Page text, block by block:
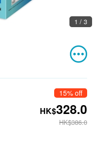
1 / 3
15% off
HK$328.0
HK$386.0